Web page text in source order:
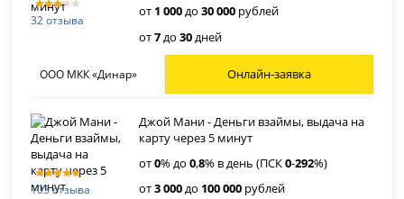
32 отзыва
от 1 000до30 000 рублей
от7до30дней
ООО МКК «Динар» Онлайн-заявка
103 отзыва
Джой Мани - Деньги взаймы, выдача на
карту через 5 минут
от0% до0,8% в день (ПСК0-292%)
от3 000до 100 000 рублей